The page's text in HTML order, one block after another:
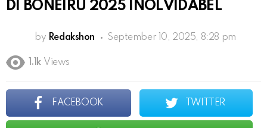
DI BONEIRU 2025 INOLVIDABEL
by Redakshon September 10, 2025, 8:28 pm
1.1k Views
FACEBOOK TWITTER